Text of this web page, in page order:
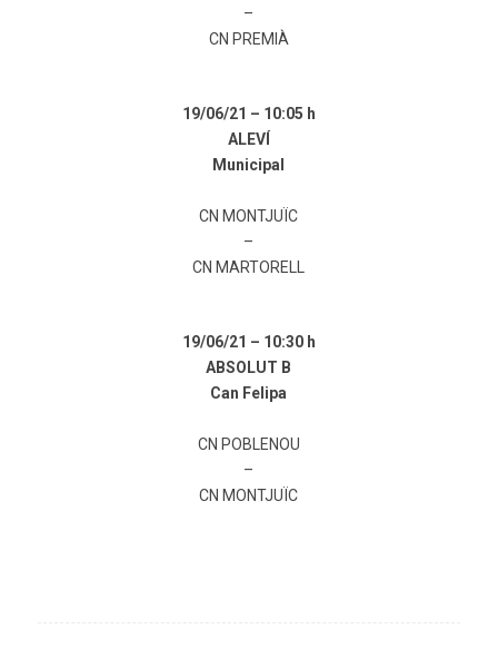
–
CN PREMIÀ
19/06/21 – 10:05 h
ALEVÍ
Municipal
CN MONTJUÏC
–
CN MARTORELL
19/06/21 – 10:30 h
ABSOLUT B
Can Felipa
CN POBLENOU
–
CN MONTJUÏC